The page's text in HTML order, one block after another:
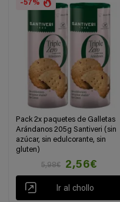
-57%
Pack 2x paquetes de Galletas
Arándanos 205g Santiveri (sin
azúcar, sin edulcorante, sin
gluten)
5,98€
2,56€
Ir al chollo